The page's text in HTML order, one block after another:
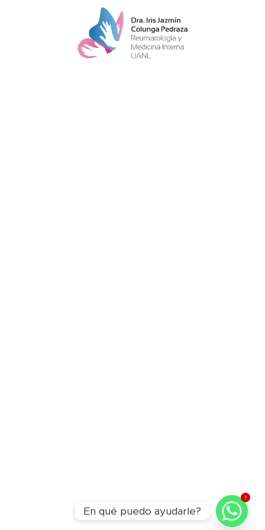
1
En qué puedo ayudarle?